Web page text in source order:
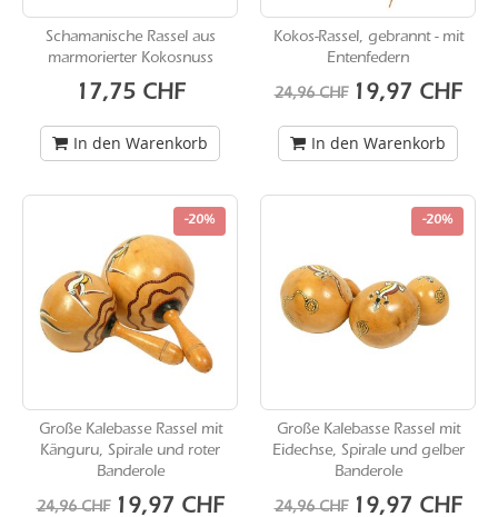
Schamanische Rassel aus
marmorierter Kokosnuss
17,75 CHF
In den Warenkorb
Kokos-Rassel, gebrannt - mit
Entenfedern
24,96 CHF Sonderangebot
19,97 CHF
In den Warenkorb
-20%
Große Kalebasse Rassel mit
Känguru, Spirale und roter
Banderole
24,96 CHF Sonderangebot
19,97 CHF
-20%
Große Kalebasse Rassel mit
Eidechse, Spirale und gelber
Banderole
24,96 CHF Sonderangebot
19,97 CHF